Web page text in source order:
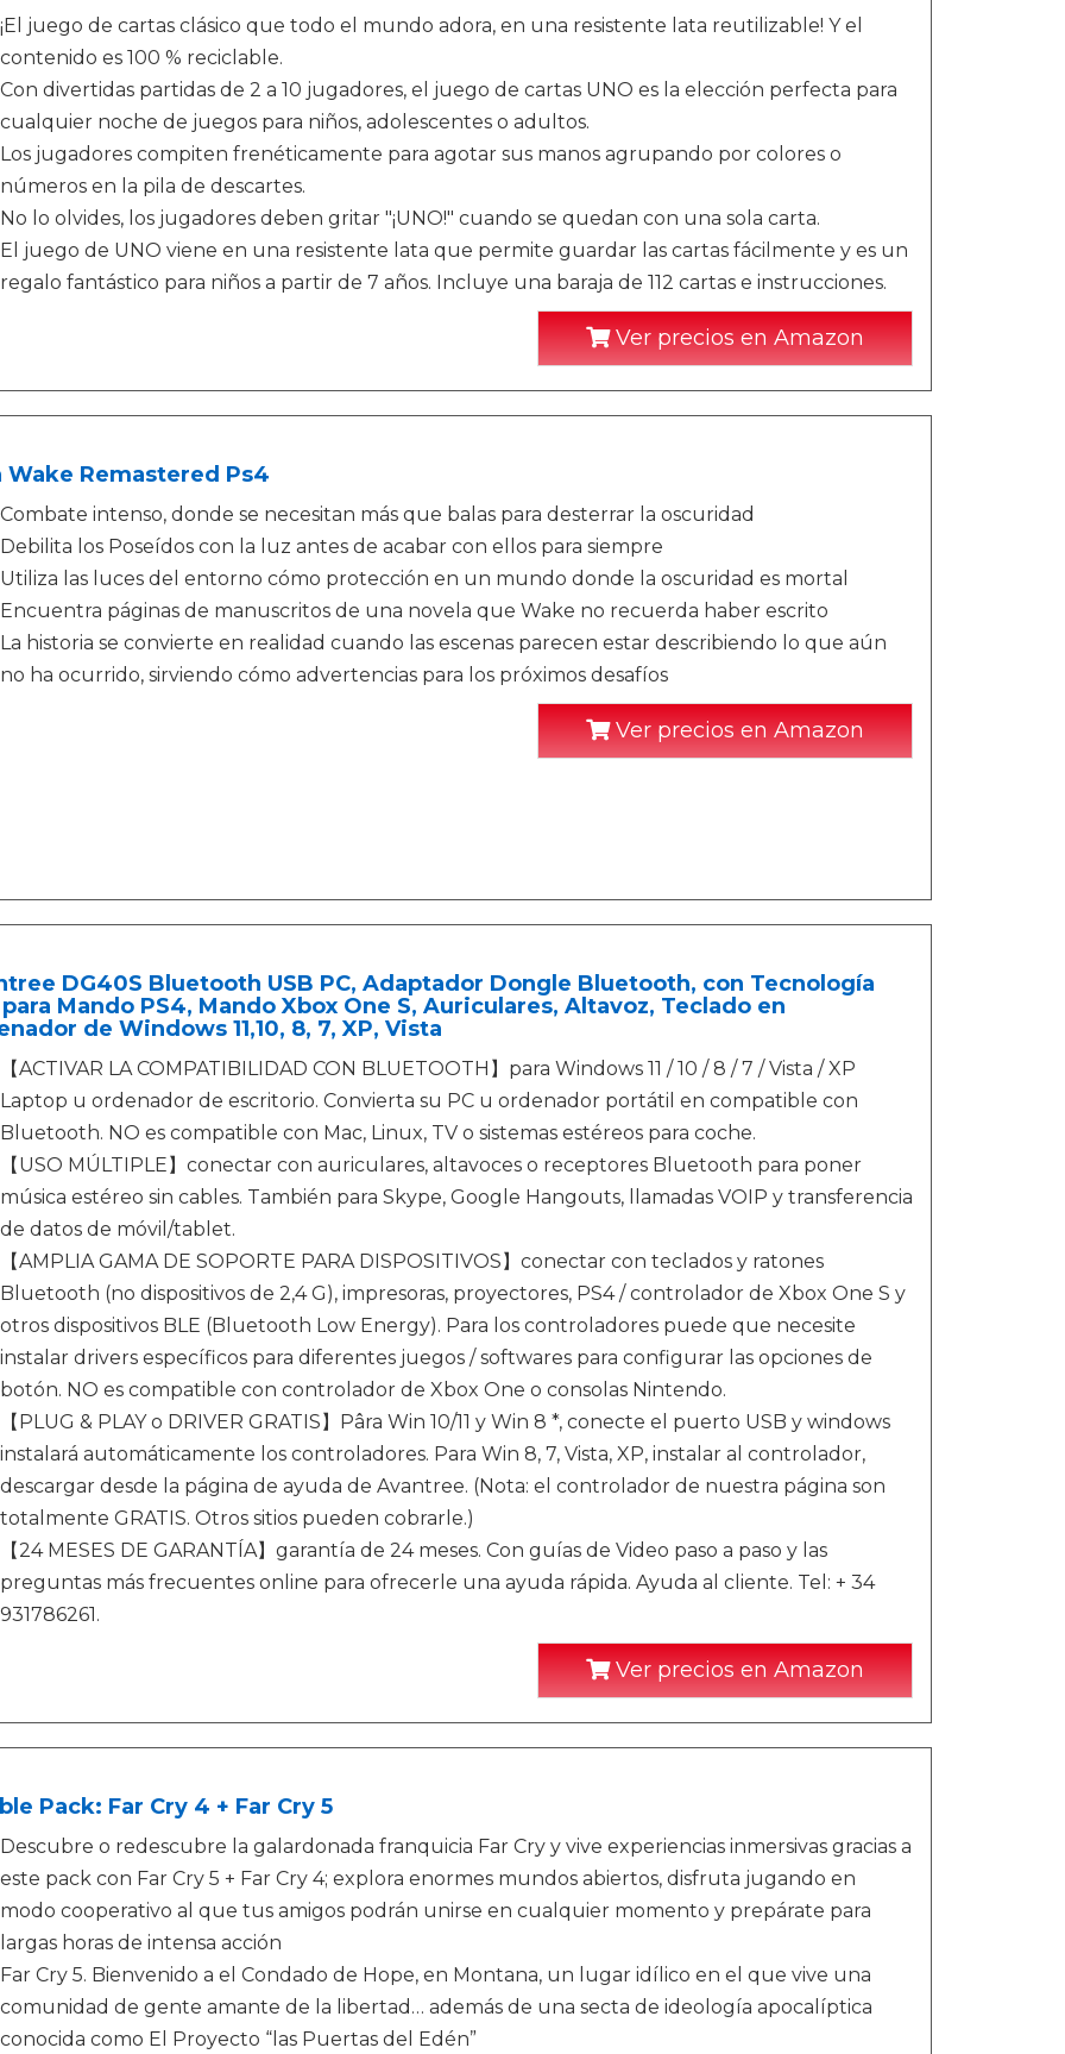
¡El juego de cartas clásico que todo el mundo adora, en una resistente lata reutilizable! Y el
contenido es 100 % reciclable.
Con divertidas partidas de 2 a 10 jugadores, el juego de cartas UNO es la elección perfecta para
cualquier noche de juegos para niños, adolescentes o adultos.
Los jugadores compiten frenéticamente para agotar sus manos agrupando por colores o
números en la pila de descartes.
No lo olvides, los jugadores deben gritar "¡UNO!" cuando se quedan con una sola carta.
El juego de UNO viene en una resistente lata que permite guardar las cartas fácilmente y es un
regalo fantástico para niños a partir de 7 años. Incluye una baraja de 112 cartas e instrucciones.
Ver precios en Amazon
Wake Remastered Ps4
Combate intenso, donde se necesitan más que balas para desterrar la oscuridad
Debilita los Poseídos con la luz antes de acabar con ellos para siempre
Utiliza las luces del entorno cómo protección en un mundo donde la oscuridad es mortal
Encuentra páginas de manuscritos de una novela que Wake no recuerda haber escrito
La historia se convierte en realidad cuando las escenas parecen estar describiendo lo que aún
no ha ocurrido, sirviendo cómo advertencias para los próximos desafíos
Ver precios en Amazon
DG40S Bluetooth USB PC, Adaptador Dongle Bluetooth, con Tecnología
Mando PS4, Mando Xbox One S, Auriculares, Altavoz, Teclado en
de Windows 11,10, 8, 7, XP, Vista
【ACTIVAR LA COMPATIBILIDAD CON BLUETOOTH】para Windows 11 / 10 / 8 / 7 / Vista / XP
Laptop u ordenador de escritorio. Convierta su PC u ordenador portátil en compatible con
Bluetooth. NO es compatible con Mac, Linux, TV o sistemas estéreos para coche.
【USO MÚLTIPLE】conectar con auriculares, altavoces o receptores Bluetooth para poner
música estéreo sin cables. También para Skype, Google Hangouts, llamadas VOIP y transferencia
de datos de móvil/tablet.
【AMPLIA GAMA DE SOPORTE PARA DISPOSITIVOS】conectar con teclados y ratones
Bluetooth (no dispositivos de 2,4 G), impresoras, proyectores, PS4 / controlador de Xbox One S y
otros dispositivos BLE (Bluetooth Low Energy). Para los controladores puede que necesite
instalar drivers específicos para diferentes juegos / softwares para configurar las opciones de
botón. NO es compatible con controlador de Xbox One o consolas Nintendo.
【PLUG & PLAY o DRIVER GRATIS】Pâra Win 10/11 y Win 8 *, conecte el puerto USB y windows
instalará automáticamente los controladores. Para Win 8, 7, Vista, XP, instalar al controlador,
descargar desde la página de ayuda de Avantree. (Nota: el controlador de nuestra página son
totalmente GRATIS. Otros sitios pueden cobrarle.)
【24 MESES DE GARANTÍA】garantía de 24 meses. Con guías de Video paso a paso y las
preguntas más frecuentes online para ofrecerle una ayuda rápida. Ayuda al cliente. Tel: + 34
931786261.
Ver precios en Amazon
Pack: Far Cry 4 + Far Cry 5
Descubre o redescubre la galardonada franquicia Far Cry y vive experiencias inmersivas gracias a
este pack con Far Cry 5 + Far Cry 4; explora enormes mundos abiertos, disfruta jugando en
modo cooperativo al que tus amigos podrán unirse en cualquier momento y prepárate para
largas horas de intensa acción
Far Cry 5. Bienvenido a el Condado de Hope, en Montana, un lugar idílico en el que vive una
comunidad de gente amante de la libertad… además de una secta de ideología apocalíptica
conocida como El Proyecto “las Puertas del Edén”